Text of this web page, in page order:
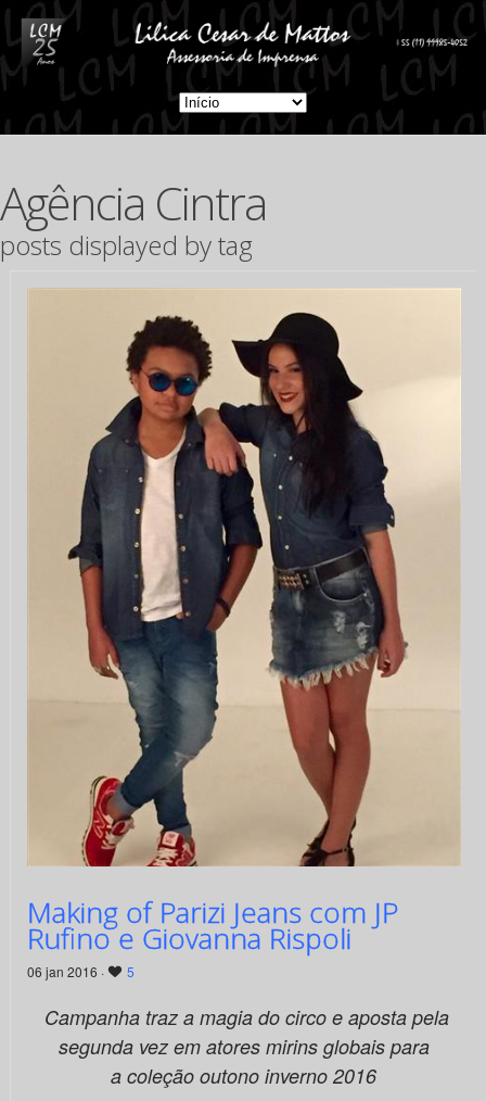
Agência Cintra
posts displayed by tag
Making of Parizi Jeans com JP
Rufino e Giovanna Rispoli
06 jan 2016 · 5
Campanha traz a magia do circo e aposta pela
segunda vez em atores mirins globais para
acoleção outono inverno 2016